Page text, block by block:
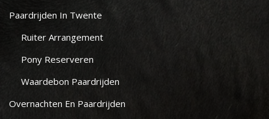
Paardrijden In Twente
Ruiter Arrangement
Pony Reserveren
Waardebon Paardrijden
Overnachten En Paardrijden